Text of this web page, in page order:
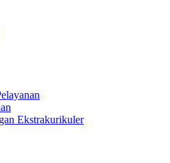
Ekstrakurikuler